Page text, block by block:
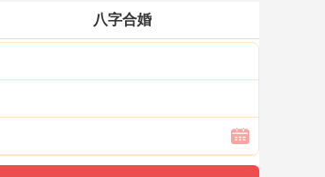
八字合婚